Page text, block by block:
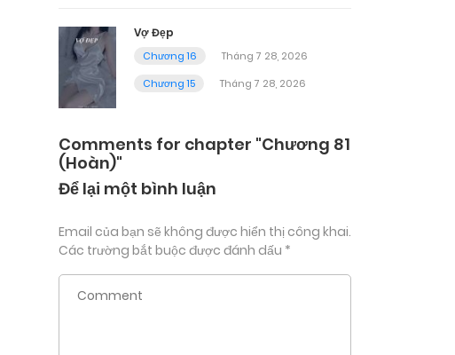
Vợ Đẹp
Chương 16
Tháng 7 28, 2026
Chương 15
Tháng 7 28, 2026
Comments for chapter "Chương 81
(Hoàn)"
Để lại một bình luận
Email của bạn sẽ không được hiển thị công khai.
Các trường bắt buộc được đánh dấu *